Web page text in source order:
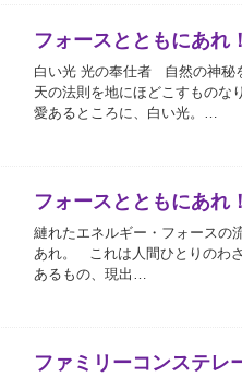
フォースとともにあ
白い光 光の奉仕者 自然の神秘
天の法則を地にほどこすもの
愛あるところに、白い光。…
フォースとともにあ
縺れたエネルギー・フォース
あれ。 これは人間ひとりのわ
あるもの、現出…
ファミリーコンステ